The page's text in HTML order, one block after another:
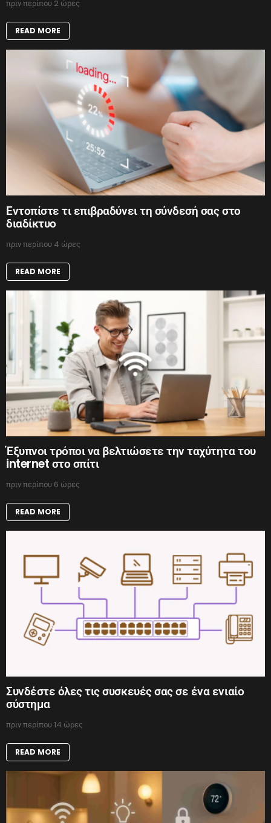
πριν περίπου 2 ώρες
READ MORE
Εντοπίστε τι επιβραδύνει τη σύνδεσή σας στο
διαδίκτυο
πριν περίπου 4 ώρες
READ MORE
Έξυπνοι τρόποι να βελτιώσετε την ταχύτητα του
internet στο σπίτι
πριν περίπου 6 ώρες
READ MORE
Συνδέστε όλες τις συσκευές σας σε ένα ενιαίο
σύστημα
πριν περίπου 14 ώρες
READ MORE